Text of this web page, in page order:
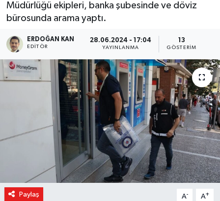
Müdürlüğü ekipleri, banka şubesinde ve döviz
bürosunda arama yaptı.
ERDOĞAN KAN
EDITÖR
28.06.2024 - 17:04
YAYINLANMA
13
GÖSTERIM
Paylaş A- A+